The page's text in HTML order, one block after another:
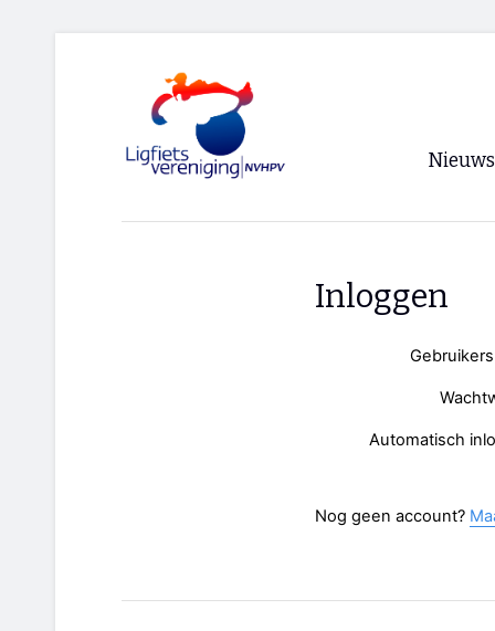
Nieuws
Inloggen
Automatisch
Nog geen account?